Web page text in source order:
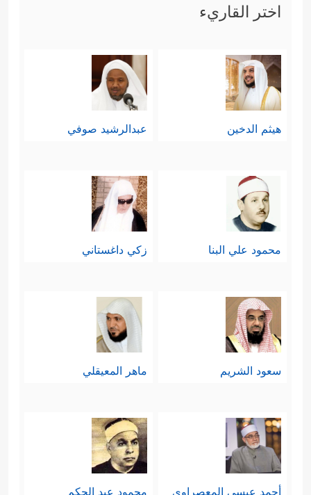
اختر القاريء
هيثم الدخين عبدالرشيد صوفي
محمود علي البنا زكي داغستاني
سعود الشريم ماهر المعيقلي
أحمد عيسي المعصراوي محمود عبد الحكم